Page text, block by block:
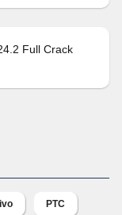
Full Crack
PTC